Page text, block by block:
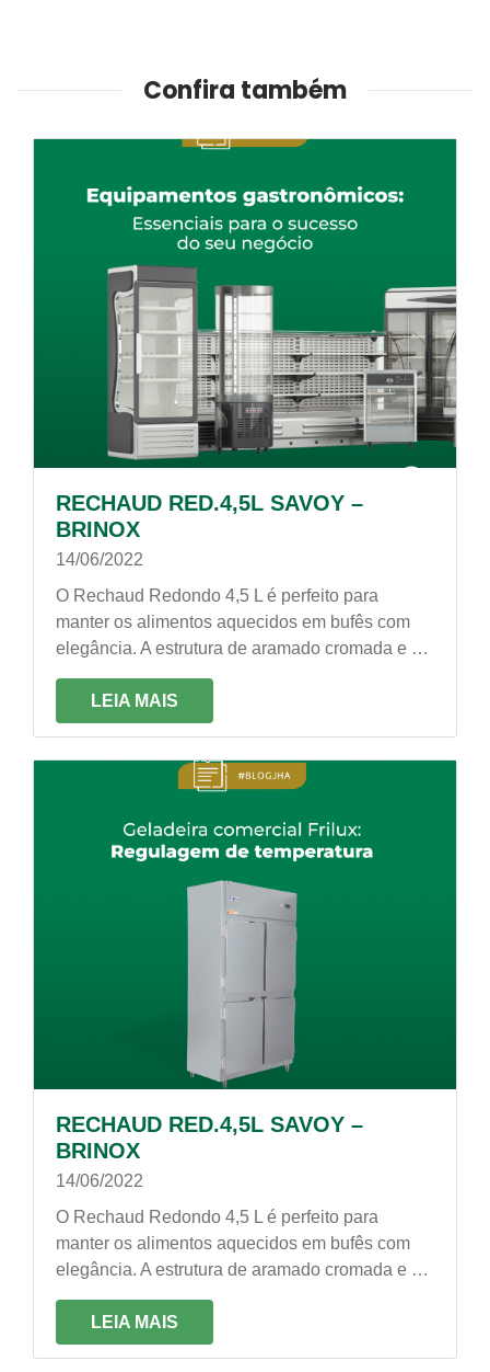
Confira também
RECHAUD RED.4,5L SAVOY –
BRINOX
14/06/2022
O Rechaud Redondo 4,5 L é perfeito para
manter os alimentos aquecidos em bufês com
elegância. A estrutura de aramado cromada e a
caçarola em aço inox garantem o charme do
rechaud, perfeito para restaurantes, refeitórios e
hotéis.
LEIA MAIS
RECHAUD RED.4,5L SAVOY –
BRINOX
14/06/2022
O Rechaud Redondo 4,5 L é perfeito para
manter os alimentos aquecidos em bufês com
elegância. A estrutura de aramado cromada e a
caçarola em aço inox garantem o charme do
rechaud, perfeito para restaurantes, refeitórios e
hotéis.
LEIA MAIS